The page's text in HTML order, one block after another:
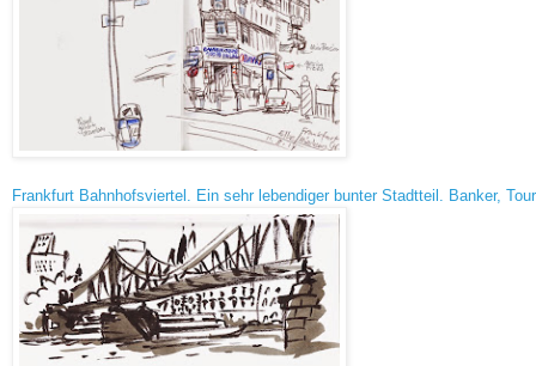
Frankfurt Bahnhofsviertel. Ein sehr lebendiger bunter Stadtteil. Banker,